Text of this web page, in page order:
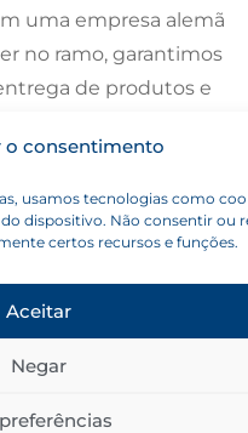
o consentimento
usamos tecnologias como
dispositivo. Não consentir ou
certos recursos e funções.
Aceitar
Negar
uma empresa alemã
no ramo, garantimos
de produtos e
qualidade,
e
com a